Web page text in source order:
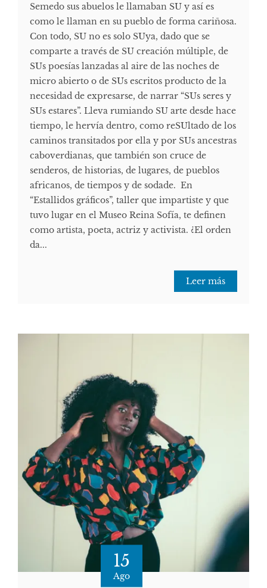
Semedo sus abuelos le llamaban SU y así es
como le llaman en su pueblo de forma cariñosa.
Con todo, SU no es solo SUya, dado que se
comparte a través de SU creación múltiple, de
SUs poesías lanzadas al aire de las noches de
micro abierto o de SUs escritos producto de la
necesidad de expresarse, de narrar “SUs seres y
SUs estares”. Lleva rumiando SU arte desde hace
tiempo, le hervía dentro, como reSUltado de los
caminos transitados por ella y por SUs ancestras
caboverdianas, que también son cruce de
senderos, de historias, de lugares, de pueblos
africanos, de tiempos y de sodade. En
“Estallidos gráficos”, taller que impartiste y que
tuvo lugar en el Museo Reina Sofía, te definen
como artista, poeta, actriz y activista. ¿El orden
da...
Leer más
15
Ago